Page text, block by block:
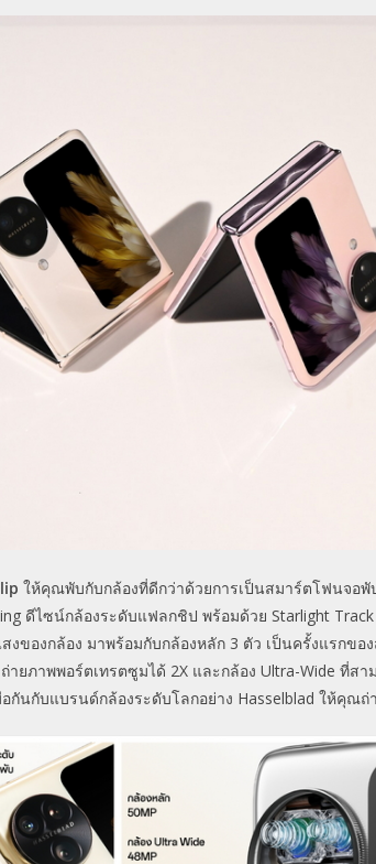
ให้คุณพับกับกล้องที่ดีกว่าด้วยการเป็นสมาร์ตโฟนจอ
ดีไซน์กล้องระดับแฟลกชิป พร้อมด้วย Starlight Track
งของกล้อง มาพร้อมกับกล้องหลัก 3 ตัว เป็นครั้งแรกขอ
ถ่ายภาพพอร์ตเทรตซูมได้ 2X และกล้อง Ultra-Wide ที่สา
กันกับแบรนด์กล้องระดับโลกอย่าง Hasselblad ให้คุณถ่